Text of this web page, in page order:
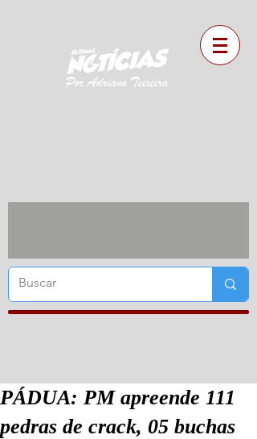
PÁDUA: PM apreende 111
pedras de crack, 05 buchas